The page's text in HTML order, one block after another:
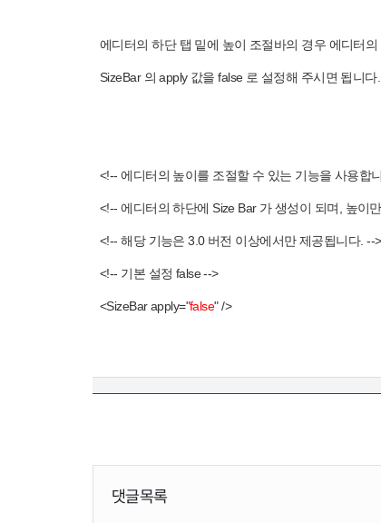
에디터의 하단 탭 밑에 높이 조절바의 경우 에디터
SizeBar 의 apply 값을 false 로 설정해 주시면 됩니다.
<!-- 에디터의 높이를 조절할 수 있는 기능을 사용합
<!-- 에디터의 하단에 Size Bar 가 생성이 되며, 높이
<!-- 해당 기능은 3.0 버전 이상에서만 제공됩니다. -->
<!-- 기본 설정 false -->
<SizeBar apply="false" />
댓글목록